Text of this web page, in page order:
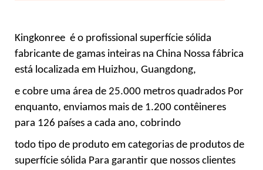
Kingkonree é o profissional superfície sólida
fabricante de gamas inteiras na China Nossa fábrica
está localizada em Huizhou, Guangdong,
e cobre uma área de 25.000 metros quadrados Por
enquanto, enviamos mais de 1.200 contêineres
para 126 países a cada ano, cobrindo
todo tipo de produto em categorias de produtos de
superfície sólida Para garantir que nossos clientes